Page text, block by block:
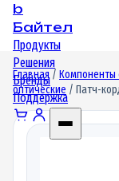
b
Байтел
Продукты
Решения
Бренды
Поддержка
Главная/ Компоненты
оптические / Патч-